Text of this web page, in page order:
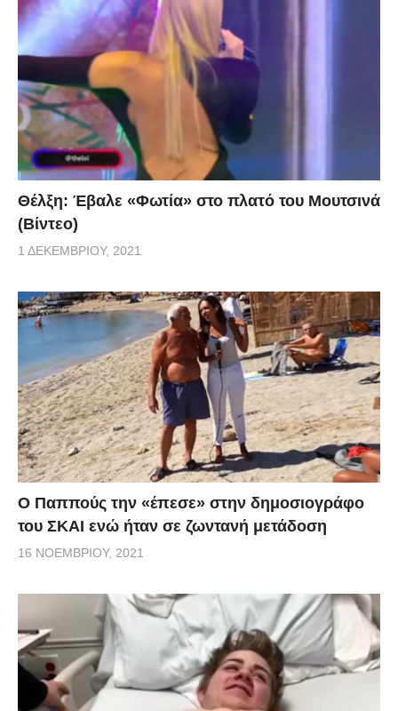
Θέλξη: Έβαλε «Φωτία» στο πλατό του Μουτσινά
(Βίντεο)
1 ΔΕΚΕΜΒΡΊΟΥ, 2021
Ο Παππούς την «έπεσε» στην δημοσιογράφο
του ΣΚΑΙ ενώ ήταν σε ζωντανή μετάδοση
16 ΝΟΕΜΒΡΊΟΥ, 2021